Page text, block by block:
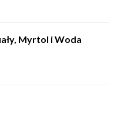
Myrtol i Woda